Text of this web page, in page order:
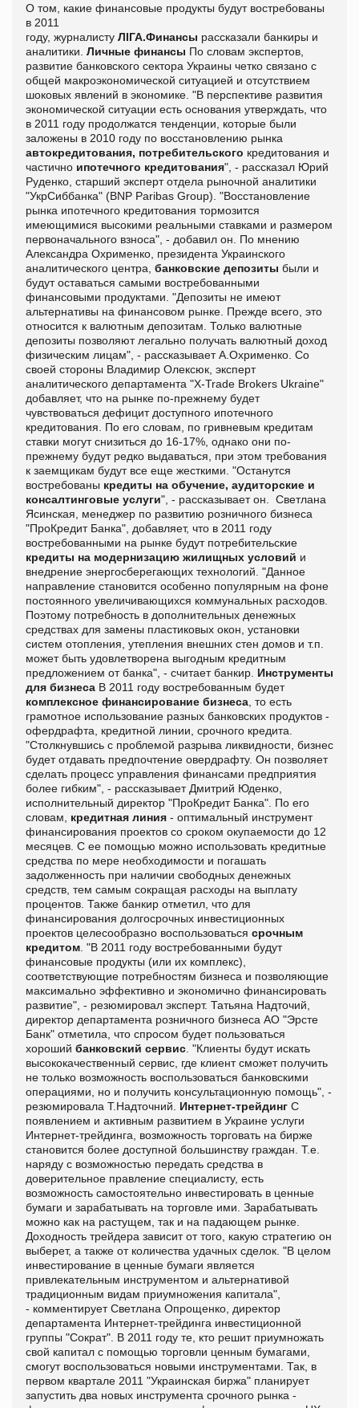
О том, какие финансовые продукты будут востребованы
в 2011
году, журналисту ЛІГА.Финансы рассказали банкиры и
аналитики. Личные финансы По словам экспертов,
развитие банковского сектора Украины четко связано с
общей макроэкономической ситуацией и отсутствием
шоковых явлений в экономике. "В перспективе развития
экономической ситуации есть основания утверждать, что
в 2011 году продолжатся тенденции, которые были
заложены в 2010 году по восстановлению рынка
автокредитования, потребительского кредитования и
частично ипотечного кредитования", - рассказал Юрий
Руденко, старший эксперт отдела рыночной аналитики
"УкрСиббанка" (BNP Paribas Group). "Восстановление
рынка ипотечного кредитования тормозится
имеющимися высокими реальными ставками и размером
первоначального взноса", - добавил он. По мнению
Александра Охрименко, президента Украинского
аналитического центра, банковские депозиты были и
будут оставаться самыми востребованными
финансовыми продуктами. "Депозиты не имеют
альтернативы на финансовом рынке. Прежде всего, это
относится к валютным депозитам. Только валютные
депозиты позволяют легально получать валютный доход
физическим лицам", - рассказывает А.Охрименко. Со
своей стороны Владимир Олексюк, эксперт
аналитического департамента "X-Trade Brokers Ukraine"
добавляет, что на рынке по-прежнему будет
чувствоваться дефицит доступного ипотечного
кредитования. По его словам, по гривневым кредитам
ставки могут снизиться до 16-17%, однако они по-
прежнему будут редко выдаваться, при этом требования
к заемщикам будут все еще жесткими. "Останутся
востребованы кредиты на обучение, аудиторские и
консалтинговые услуги", - рассказывает он. Светлана
Ясинская, менеджер по развитию розничного бизнеса
"ПроКредит Банка", добавляет, что в 2011 году
востребованными на рынке будут потребительские
кредиты на модернизацию жилищных условий и
внедрение энергосберегающих технологий. "Данное
направление становится особенно популярным на фоне
постоянного увеличивающихся коммунальных расходов.
Поэтому потребность в дополнительных денежных
средствах для замены пластиковых окон, установки
систем отопления, утепления внешних стен домов и т.п.
может быть удовлетворена выгодным кредитным
предложением от банка", - считает банкир. Инструменты
для бизнеса В 2011 году востребованным будет
комплексное финансирование бизнеса , то есть
грамотное использование разных банковских продуктов -
офердрафта, кредитной линии, срочного кредита.
"Столкнувшись с проблемой разрыва ликвидности, бизнес
будет отдавать предпочтение овердрафту. Он позволяет
сделать процесс управления финансами предприятия
более гибким", - рассказывает Дмитрий Юденко,
исполнительный директор "ПроКредит Банка". По его
словам, кредитная линия - оптимальный инструмент
финансирования проектов со сроком окупаемости до 12
месяцев. С ее помощью можно использовать кредитные
средства по мере необходимости и погашать
задолженность при наличии свободных денежных
средств, тем самым сокращая расходы на выплату
процентов. Также банкир отметил, что для
финансирования долгосрочных инвестиционных
проектов целесообразно воспользоваться срочным
кредитом . "В 2011 году востребованными будут
финансовые продукты (или их комплекс),
соответствующие потребностям бизнеса и позволяющие
максимально эффективно и экономично финансировать
развитие", - резюмировал эксперт. Татьяна Надточий,
директор департамента розничного бизнеса АО "Эрсте
Банк" отметила, что спросом будет пользоваться
хороший банковский сервис . "Клиенты будут искать
высококачественный сервис, где клиент сможет получить
не только возможность воспользоваться банковскими
операциями, но и получить консультационную помощь", -
резюмировала Т.Надточний. Интернет-трейдинг С
появлением и активным развитием в Украине услуги
Интернет-трейдинга, возможность торговать на бирже
становится более доступной большинству граждан. Т.е.
наряду с возможностью передать средства в
доверительное правление специалисту, есть
возможность самостоятельно инвестировать в ценные
бумаги и зарабатывать на торговле ими. Зарабатывать
можно как на растущем, так и на падающем рынке.
Доходность трейдера зависит от того, какую стратегию он
выберет, а также от количества удачных сделок. "В целом
инвестирование в ценные бумаги является
привлекательным инструментом и альтернативой
традиционным видам приумножения капитала",
- комментирует Светлана Опрощенко, директор
департамента Интернет-трейдинга инвестиционной
группы "Сократ". В 2011 году те, кто решит приумножать
свой капитал с помощью торговли ценным бумагами,
смогут воспользоваться новыми инструментами. Так, в
первом квартале 2011 "Украинская биржа" планирует
запустить два новых инструмента срочного рынка -